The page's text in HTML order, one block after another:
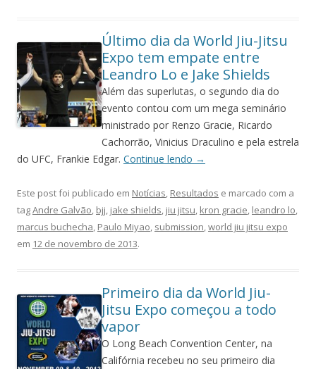
Último dia da World Jiu-Jitsu
Expo tem empate entre
Leandro Lo e Jake Shields
Além das superlutas, o segundo dia do
evento contou com um mega seminário
ministrado por Renzo Gracie, Ricardo
Cachorrão, Vinicius Draculino e pela estrela
do UFC, Frankie Edgar. Continue lendo →
Este post foi publicado em Notícias, Resultados e marcado com a
tagAndre Galvão, bjj, jake shields, jiu jitsu, kron gracie, leandro lo,
marcus buchecha, Paulo Miyao, submission,world jiu jitsu expo
em 12 de novembro de 2013.
Primeiro dia da World Jiu-
Jitsu Expo começou a todo
vapor
O Long Beach Convention Center, na
Califórnia recebeu no seu primeiro dia